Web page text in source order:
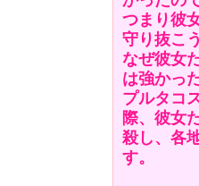
つまり彼
守り抜こ
なぜ彼女
は強かっ
プルタコ
際、彼女
殺し、各
す。